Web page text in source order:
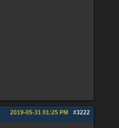
#3222
2019-05-31 01:25 PM